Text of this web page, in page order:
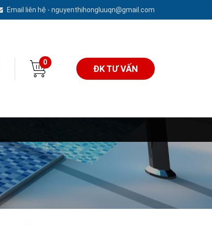
Email liên hệ - nguyenthihongluuqn@gmail.com
0
ĐK TƯ VẤN